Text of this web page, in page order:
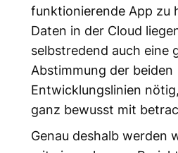
funktionierende App zu
Daten in der Cloud
selbstredend auch eine
Abstimmung der beiden
Entwicklungslinien
ganz bewusst mit
Genau deshalb werden